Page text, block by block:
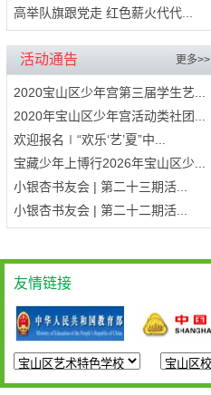
高举队旗跟党走 红色薪火代代...
活动通告 更多>>
2020宝山区少年宫第三届学生艺...
2020年宝山区少年宫活动类社团...
欢迎报名∣“欢乐‘艺’夏”中...
宝藏少年上博行2026年宝山区少...
小银杏书友会 | 第二十三期活...
小银杏书友会 | 第二十二期活...
友情链接